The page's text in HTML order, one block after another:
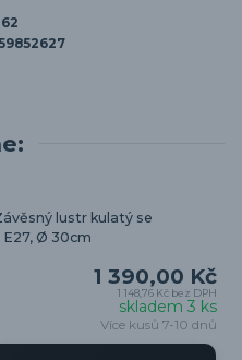
lustr kulatý se
E27, Ø 30cm
1 390,00 Kč
1 148,76 Kč bez DPH
skladem 3 ks
Více kusů 7-10 dnů